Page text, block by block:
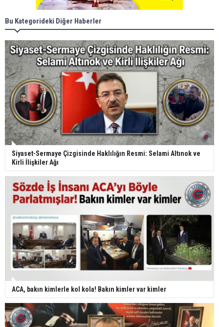
Bu Kategorideki Diğer Haberler
Siyaset-Sermaye Çizgisinde Haklılığın Resmi: Selami Altınok ve
Kirli İlişkiler Ağı
ACA, bakın kimlerle kol kola! Bakın kimler var kimler